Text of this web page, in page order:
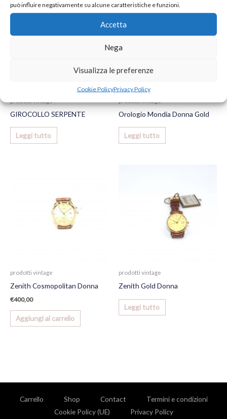
può influire negativamente su alcune caratteristiche e funzioni.
Accetta
Nega
Visualizza le preferenze
Cookie PolicyPrivacy Policy
prodotti vintage
GIROCOLLO SERPENTE
Leggi tutto
prodotti vintage
Orologio Mondia Donna Gold
Leggi tutto
prodotti vintage
Zenith Cosmopolitan Donna
€400,00
Aggiungi al carrello
prodotti vintage
Zenith Gold Donna
Leggi tutto
Carrello Shop Contact
Termini e condizioni
Cookie Policy (UE)
Privacy Policy